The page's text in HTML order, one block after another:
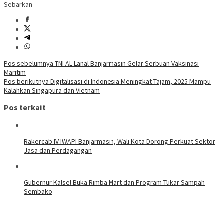
Sebarkan
Navigasi
pos
Pos sebelumnya TNI AL Lanal Banjarmasin Gelar Serbuan Vaksinasi
Maritim
Pos berikutnya Digitalisasi di Indonesia Meningkat Tajam, 2025 Mampu
Kalahkan Singapura dan Vietnam
Pos terkait
Rakercab IV IWAPI Banjarmasin, Wali Kota Dorong Perkuat Sektor
Jasa dan Perdagangan
Gubernur Kalsel Buka Rimba Mart dan Program Tukar Sampah
Sembako